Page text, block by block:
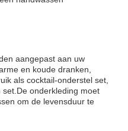
aangepast aan uw
en koude dranken,
als cocktail-onderstel set,
onderkleding moet
om de levensduur te